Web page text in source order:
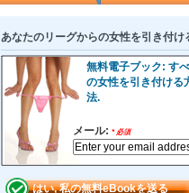
あなたのリーグからの女性を引き付け
無料電子ブック: す
の女性を引き付ける
法.
メール: *必須